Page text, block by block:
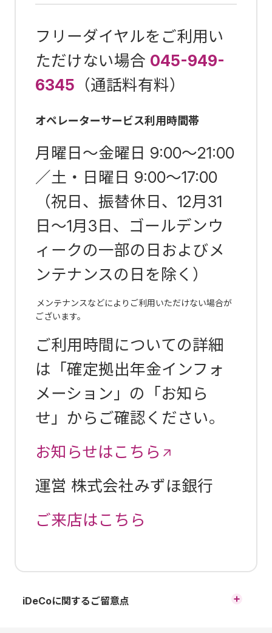
フリーダイヤルをご利用い
ただけない場合 045-949-
6345 （通話料有料）
オペレーターサービス利用時間帯
月曜日～金曜日 9:00～21:00
／土・日曜日 9:00～17:00
（祝日、振替休日、12月31
日～1月3日、ゴールデンウ
ィークの一部の日およびメ
ンテナンスの日を除く）
メンテナンスなどによりご利用いただけない場合が
ございます。
ご利用時間についての詳細
は「確定拠出年金インフォ
メーション」の「お知ら
せ」からご確認ください。
お知らせはこちら
運営 株式会社みずほ銀行
ご来店はこちら
iDeCoに関するご留意点